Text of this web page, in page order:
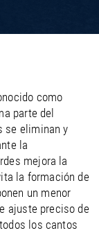
como
parte del
se eliminan y
la
mejora la
la formación de
un menor
ajuste preciso de
los cantos